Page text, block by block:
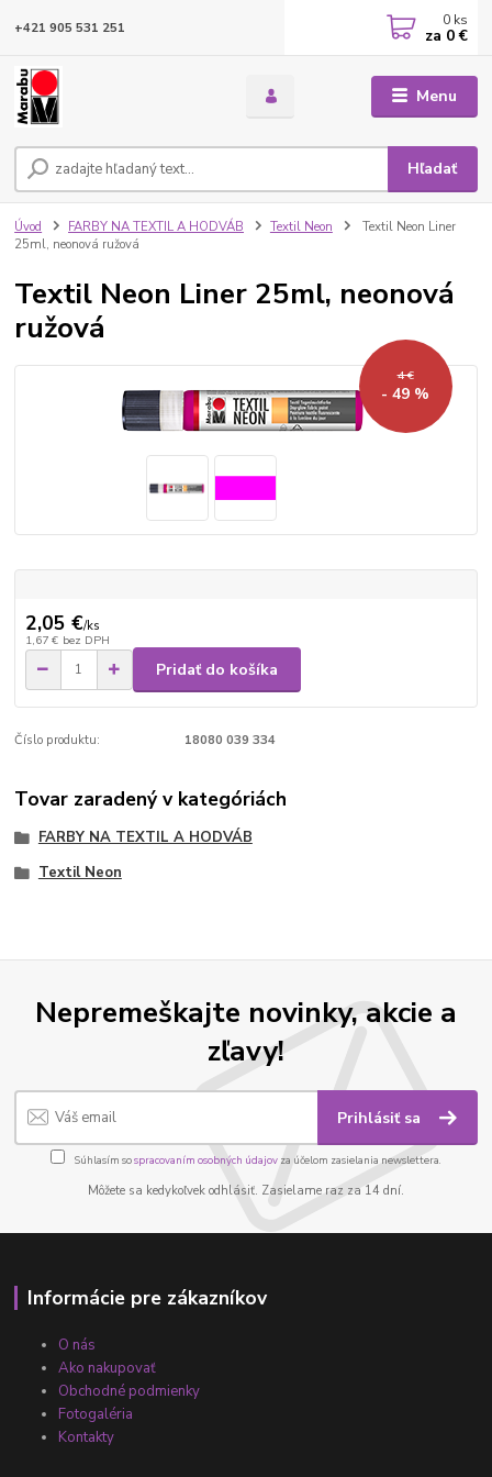
Menu
Hľadať
+421 905 531 251 0 ks
za 0 €
Úvod FARBY NA TEXTIL A HODVÁB Textil Neon
Textil Neon Liner
25ml, neonová ružová
Textil Neon Liner 25ml, neonová
ružová
4 €
- 49 %
2,05 €/ks
1,67 € bez DPH
Pridať do košíka
Číslo produktu: 18080 039 334
Tovar zaradený v kategóriách
FARBY NA TEXTIL A HODVÁB
Textil Neon
Nepremeškajte novinky, akcie a
zľavy!
Prihlásiť sa
Súhlasím sospracovaním osobných údajov za účelom zasielania newslettera.
Môžete sa kedykoľvek odhlásiť. Zasielame raz za 14 dní.
Informácie pre zákazníkov
O nás
Ako nakupovať
Obchodné podmienky
Fotogaléria
Kontakty